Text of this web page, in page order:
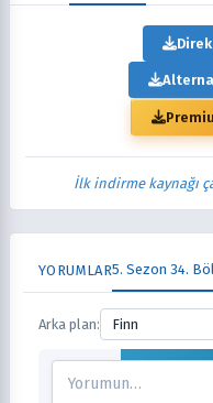
İlk indirme kaynağı
YORUMLAR5. Sezon 34.
Arka plan: Finn